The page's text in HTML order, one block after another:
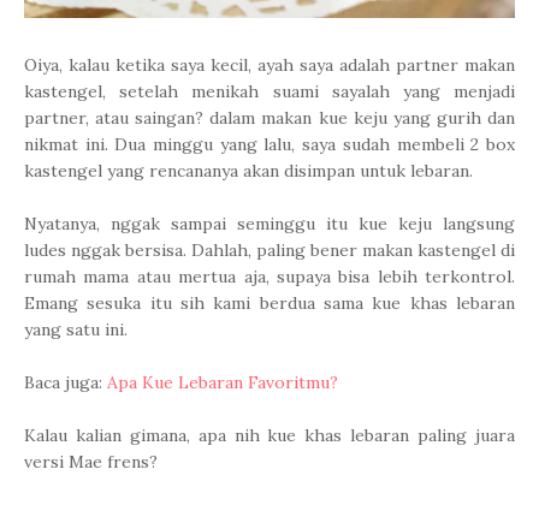
Oiya, kalau ketika saya kecil, ayah saya adalah partner makan
kastengel, setelah menikah suami sayalah yang menjadi
partner, atau saingan? dalam makan kue keju yang gurih dan
nikmat ini. Dua minggu yang lalu, saya sudah membeli 2 box
kastengel yang rencananya akan disimpan untuk lebaran.
Nyatanya, nggak sampai seminggu itu kue keju langsung
ludes nggak bersisa. Dahlah, paling bener makan kastengel di
rumah mama atau mertua aja, supaya bisa lebih terkontrol.
Emang sesuka itu sih kami berdua sama kue khas lebaran
yang satu ini.
Baca juga: Apa Kue Lebaran Favoritmu?
Kalau kalian gimana, apa nih kue khas lebaran paling juara
versi Mae frens?